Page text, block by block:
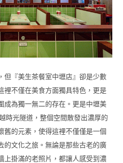
但『美生茶餐室中壢店』卻是少數
裡不僅在美食方面獨具特色，更是
成為獨一無二的存在。更是中壢美
時光隧道，整個空間散發出濃厚的
舊的元素，使得這裡不僅僅是一個
的文化之旅。無論是那些古老的廣
上掛滿的老照片，都讓人感受到濃